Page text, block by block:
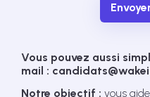
Vous pouvez aussi
mail :
Notre objectif : vous